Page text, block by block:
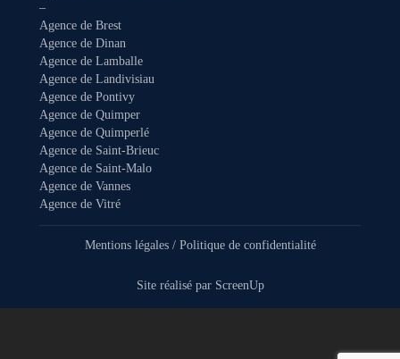
–
Agence de Brest
Agence de Dinan
Agence de Lamballe
Agence de Landivisiau
Agence de Pontivy
Agence de Quimper
Agence de Quimperlé
Agence de Saint-Brieuc
Agence de Saint-Malo
Agence de Vannes
Agence de Vitré
Mentions légales/ Politique de confidentialité
Site réalisé par ScreenUp